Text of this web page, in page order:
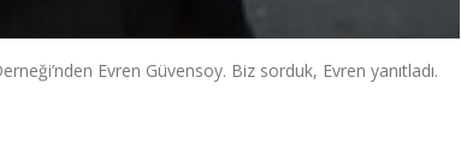
Evren Güvensoy. Biz sorduk, Evren yanıtladı.